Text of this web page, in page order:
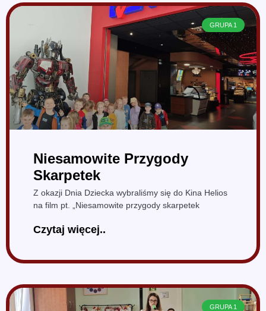
GRUPA 1
Niesamowite Przygody
Skarpetek
Z okazji Dnia Dziecka wybraliśmy się do Kina Helios
na film pt. „Niesamowite przygody skarpetek
Czytaj więcej..
GRUPA 1